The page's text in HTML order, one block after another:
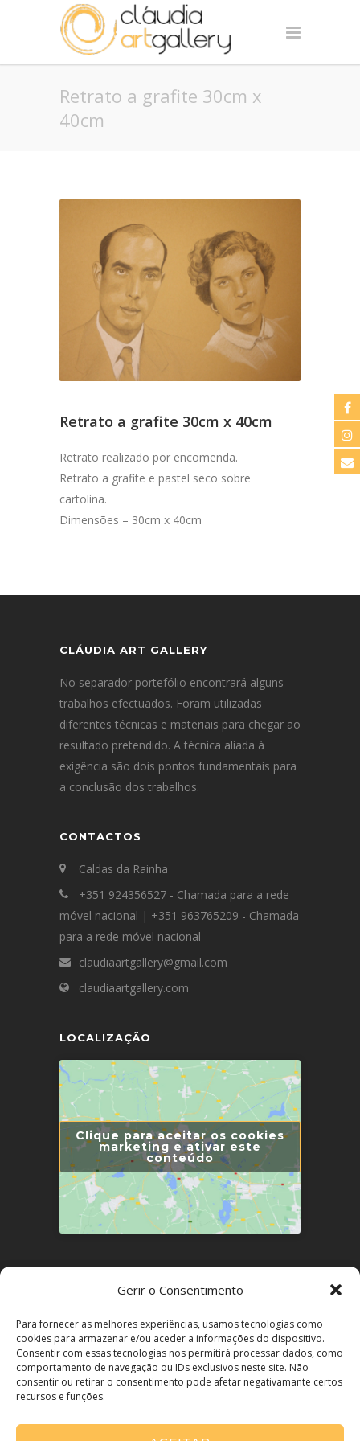
Gerir o Consentimento
Para fornecer as melhores experiências, usamos tecnologias como
cookies para armazenar e/ou aceder a informações do dispositivo.
Consentir com essas tecnologias nos permitirá processar dados, como
comportamento de navegação ou IDs exclusivos neste site. Não
consentir ou retirar o consentimento pode afetar negativamante certos
recursos e funções.
Retrato a grafite 30cm x
40cm
Retrato a grafite 30cm x 40cm
Retrato realizado por encomenda.
Retrato a grafite e pastel seco sobre
cartolina.
Dimensões – 30cm x 40cm
CLÁUDIA ART GALLERY
No separador portefólio encontrará alguns
trabalhos efectuados. Foram utilizadas
diferentes técnicas e materiais para chegar ao
resultado pretendido. A técnica aliada à
exigência são dois pontos fundamentais para
a conclusão dos trabalhos.
CONTACTOS
Caldas da Rainha
+351 924356527 - Chamada para a rede
móvel nacional | +351 963765209 - Chamada
para a rede móvel nacional
claudiaartgallery@gmail.com
claudiaartgallery.com
LOCALIZAÇÃO
Clique para aceitar os cookies
marketing e ativar este
conteúdo
Política de Cookies
Resolução de Conflitos